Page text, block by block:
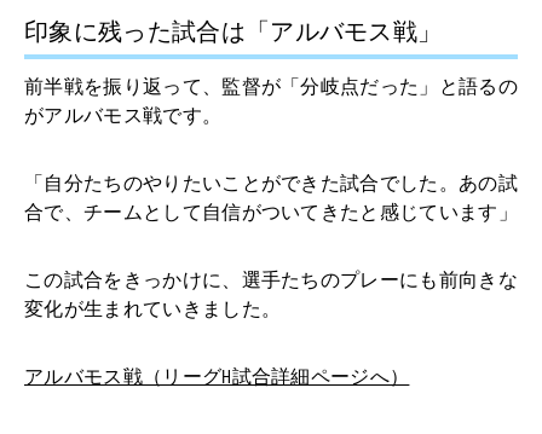
印象に残った試合は「アルバモス戦」
前半戦を振り返って、監督が「分岐点だった」と語るの
がアルバモス戦です。
「自分たちのやりたいことができた試合でした。あの試
合で、チームとして自信がついてきたと感じています」
この試合をきっかけに、選手たちのプレーにも前向きな
変化が生まれていきました。
アルバモス戦（リーグH試合詳細ページへ）